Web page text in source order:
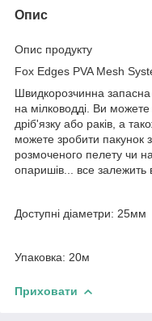
Опис
Опис продукту
Fox Edges PVA Mesh
Швидкорозчинна запасна
на мілководді. Ви можете
дріб'язку або раків, а
можете зробити пакунок з
розмоченого пелету чи
опаришів... все залежить
Доступні діаметри: 25мм
Упаковка: 20м
Приховати